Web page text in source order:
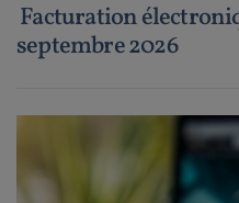
Facturation
septembre 2026